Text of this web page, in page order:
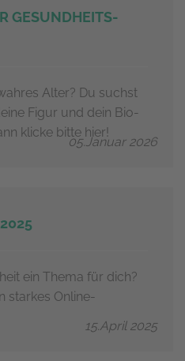
GESUNDHEITS-
Alter? Du suchst
Figur und dein Bio-
klicke bitte hier!
05.Januar 2026
ein Thema für dich?
starkes Online-
15.April 2025